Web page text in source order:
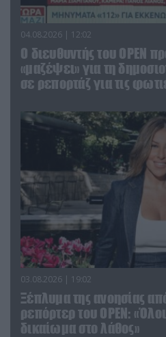
04.08.2026 | 12:02
O διευθυντής του OPEN
«μαζέψει» για τη
σε ρεπορτάζ για τις
03.08.2026 | 19:02
Ξέπλυμα της ανοησίας
ρεπόρτερ του ΟΡΕΝ:
δικαίωμα στο λάθος»